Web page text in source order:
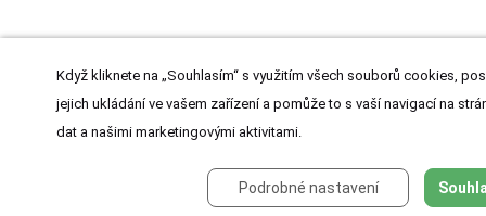
Když kliknete na „Souhlasím“ s využitím všech souborů cookies,
jejich ukládání ve vašem zařízení a pomůže to s vaší navigací na
dat a našimi marketingovými aktivitami.
Podrobné nastavení